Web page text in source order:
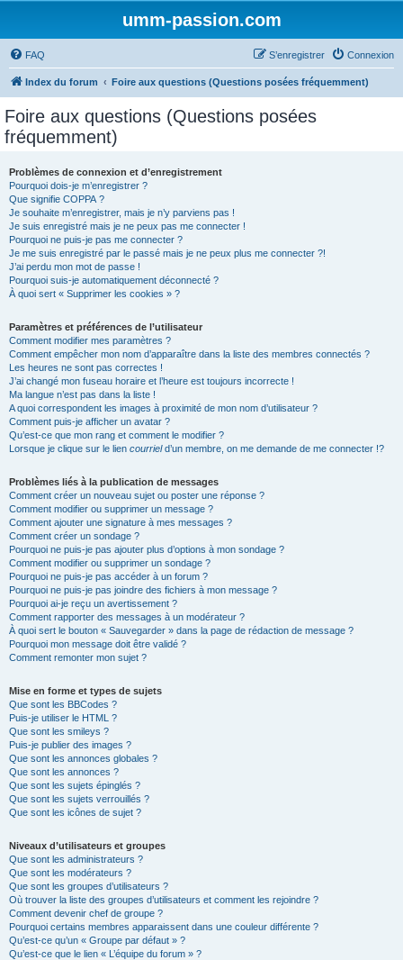
umm-passion.com
FAQ Connexion
S’enregistrer
Index du forum Foire aux questions (Questions posées fréquemment)
Foire aux questions (Questions posées
fréquemment)
Problèmes de connexion et d’enregistrement
Pourquoi dois-je m’enregistrer ?
Que signifie COPPA ?
Je souhaite m’enregistrer, mais je n’y parviens pas !
Je suis enregistré mais je ne peux pas me connecter !
Pourquoi ne puis-je pas me connecter ?
Je me suis enregistré par le passé mais je ne peux plus me connecter ?!
J’ai perdu mon mot de passe !
Pourquoi suis-je automatiquement déconnecté ?
À quoi sert « Supprimer les cookies » ?
Paramètres et préférences de l’utilisateur
Comment modifier mes paramètres ?
Comment empêcher mon nom d’apparaître dans la liste des membres connectés ?
Les heures ne sont pas correctes !
J’ai changé mon fuseau horaire et l’heure est toujours incorrecte !
Ma langue n’est pas dans la liste !
A quoi correspondent les images à proximité de mon nom d’utilisateur ?
Comment puis-je afficher un avatar ?
Qu’est-ce que mon rang et comment le modifier ?
Lorsque je clique sur le lien courrield’un membre, on me demande de me connecter !?
Problèmes liés à la publication de messages
Comment créer un nouveau sujet ou poster une réponse ?
Comment modifier ou supprimer un message ?
Comment ajouter une signature à mes messages ?
Comment créer un sondage ?
Pourquoi ne puis-je pas ajouter plus d’options à mon sondage ?
Comment modifier ou supprimer un sondage ?
Pourquoi ne puis-je pas accéder à un forum ?
Pourquoi ne puis-je pas joindre des fichiers à mon message ?
Pourquoi ai-je reçu un avertissement ?
Comment rapporter des messages à un modérateur ?
À quoi sert le bouton « Sauvegarder » dans la page de rédaction de message ?
Pourquoi mon message doit être validé ?
Comment remonter mon sujet ?
Mise en forme et types de sujets
Que sont les BBCodes ?
Puis-je utiliser le HTML ?
Que sont les smileys ?
Puis-je publier des images ?
Que sont les annonces globales ?
Que sont les annonces ?
Que sont les sujets épinglés ?
Que sont les sujets verrouillés ?
Que sont les icônes de sujet ?
Niveaux d’utilisateurs et groupes
Que sont les administrateurs ?
Que sont les modérateurs ?
Que sont les groupes d’utilisateurs ?
Où trouver la liste des groupes d’utilisateurs et comment les rejoindre ?
Comment devenir chef de groupe ?
Pourquoi certains membres apparaissent dans une couleur différente ?
Qu’est-ce qu’un « Groupe par défaut » ?
Qu’est-ce que le lien « L’équipe du forum » ?